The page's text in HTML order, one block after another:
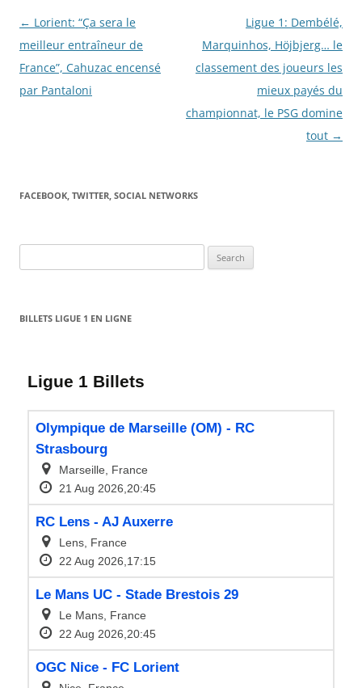
Post
navigation
← Lorient: “Ça sera le
meilleur entraîneur de
France”, Cahuzac encensé
par Pantaloni
Ligue 1: Dembélé,
Marquinhos, Höjbjerg… le
classement des joueurs les
mieux payés du
championnat, le PSG domine
tout →
FACEBOOK, TWITTER, SOCIAL NETWORKS
for:
BILLETS LIGUE 1 EN LIGNE